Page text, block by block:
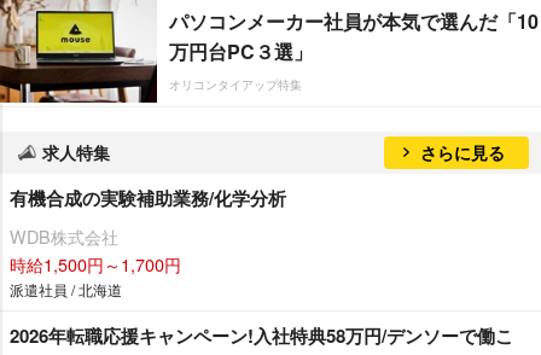
パソコンメーカー社員が本気で選んだ「10
万円台PC３選」
オリコンタイアップ特集
求人特集 さらに見る
有機合成の実験補助業務/化学分析
WDB株式会社
時給1,500円～1,700円
派遣社員 / 北海道
2026年転職応援キャンペーン!入社特典58万円/デンソーで働こ